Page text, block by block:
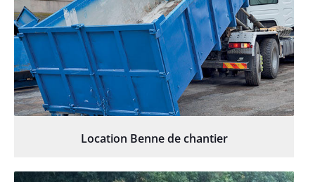
Location Benne de chantier